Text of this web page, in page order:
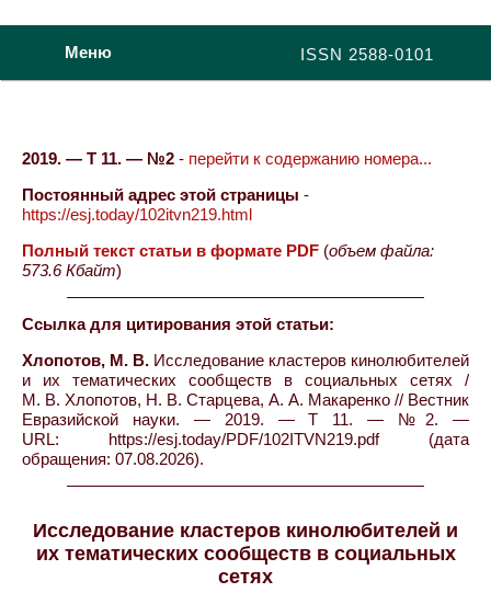
ISSN 2588-0101
Меню
2019. — Т 11. — №2 - перейти к содержанию номера...
Постоянный адрес этой страницы -
https://esj.today/102itvn219.html
Полный текст статьи в формате PDF (объем файла:
573.6 Кбайт)
Ссылка для цитирования этой статьи:
Хлопотов, М. В. Исследование кластеров кинолюбителей
и их тематических сообществ в социальных сетях /
М. В. Хлопотов, Н. В. Старцева, А. А. Макаренко // Вестник
Евразийской науки. — 2019. — Т 11. — №2. —
URL: https://esj.today/PDF/102ITVN219.pdf (дата
обращения: 07.08.2026).
Исследование кластеров кинолюбителей и
их тематических сообществ в социальных
сетях